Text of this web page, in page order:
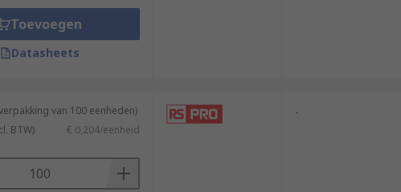
Toevoegen
Datasheets
van 100 eenheden)
BTW) € 0,204/eenheid
-